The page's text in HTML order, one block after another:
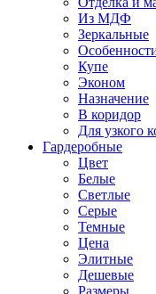
Из МДФ
Зеркальные
Купе
Эконом
Назначение
В коридор
Для узкого
Гардеробные
Цвет
Белые
Светлые
Серые
Темные
Цена
Элитные
Дешевые
Размеры